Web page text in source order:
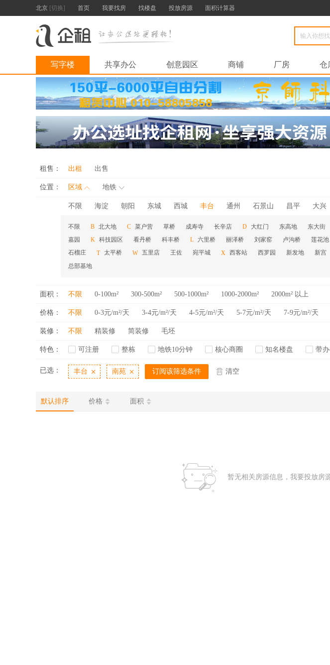
北京 [切换] 首页 我要找房 找楼盘 投放房源 面积计算器
写字楼 共享办公 创意园区 商铺 厂房 仓
租售： 出租 出售
位置： 区域 地铁
不限 海淀 朝阳 东城 西城 丰台 通州 石景山 昌平 大兴
不限 B 北大地 C 菜户营 草桥 成寿寺 长辛店 D 大红门 东高地 东大街
嘉园
K 科技园区 看丹桥 科丰桥 L 六里桥 丽泽桥 刘家窑 卢沟桥 莲花池
石榴庄
T 太平桥 W 五里店 王佐 宛平城 X 西客站 西罗园 新发地 新宫
总部基地
面积： 不限 0-100m² 300-500m² 500-1000m² 1000-2000m² 2000m² 以上
价格： 不限 0-3元/m²/天 3-4元/m²/天 4-5元/m²/天 5-7元/m²/天 7-9元/m²/天
装修： 不限 精装修 简装修 毛坯
特色： 可注册 整栋 地铁10分钟 核心商圈 知名楼盘 带
已选： 丰台 南苑 订阅该筛选条件 清空
默认排序 价格 面积
暂无相关房源信息，我要投放房